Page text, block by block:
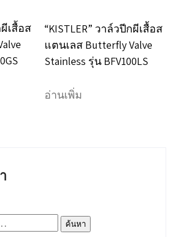
ผีเสื้อส
“KISTLER” วาล์วปีกผีเสื้อส
แตนเลส Butterfly Valve
Stainless รุ่น BFV100LS
อ่านเพิ่ม
ค้นหา